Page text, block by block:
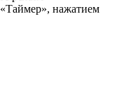
нажатием